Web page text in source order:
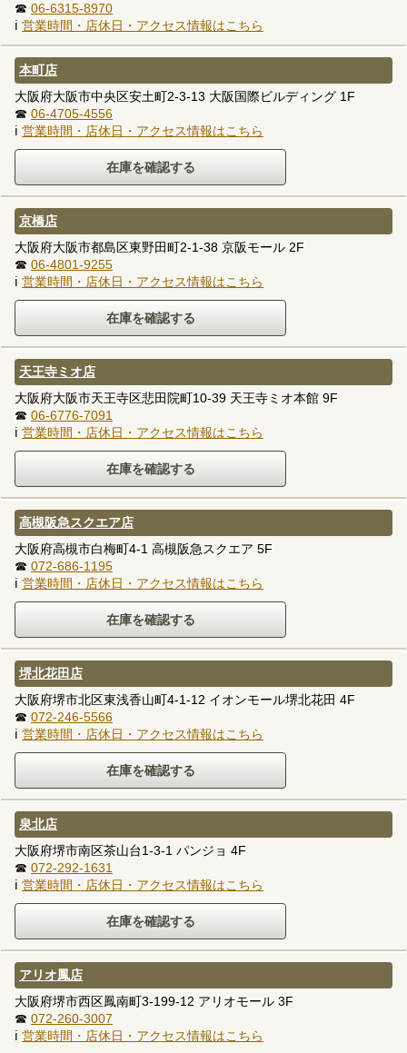
☎ 06-6315-8970
ℹ 営業時間・店休日・アクセス情報はこちら
本町店
大阪府大阪市中央区安土町2-3-13 大阪国際ビルディング 1F
☎ 06-4705-4556
ℹ 営業時間・店休日・アクセス情報はこちら
京橋店
大阪府大阪市都島区東野田町2-1-38 京阪モール 2F
☎ 06-4801-9255
ℹ 営業時間・店休日・アクセス情報はこちら
天王寺ミオ店
大阪府大阪市天王寺区悲田院町10-39 天王寺ミオ本館 9F
☎ 06-6776-7091
ℹ 営業時間・店休日・アクセス情報はこちら
高槻阪急スクエア店
大阪府高槻市白梅町4-1 高槻阪急スクエア 5F
☎ 072-686-1195
ℹ 営業時間・店休日・アクセス情報はこちら
堺北花田店
大阪府堺市北区東浅香山町4-1-12 イオンモール堺北花田 4F
☎ 072-246-5566
ℹ 営業時間・店休日・アクセス情報はこちら
泉北店
大阪府堺市南区茶山台1-3-1 パンジョ 4F
☎ 072-292-1631
ℹ 営業時間・店休日・アクセス情報はこちら
アリオ鳳店
大阪府堺市西区鳳南町3-199-12 アリオモール 3F
☎ 072-260-3007
ℹ 営業時間・店休日・アクセス情報はこちら